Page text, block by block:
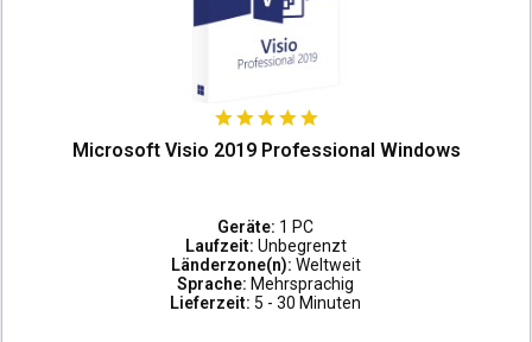
Microsoft Visio 2019 Professional Windows
Geräte: 1 PC
Laufzeit: Unbegrenzt
Länderzone(n): Weltweit
Sprache: Mehrsprachig
Lieferzeit: 5 - 30 Minuten